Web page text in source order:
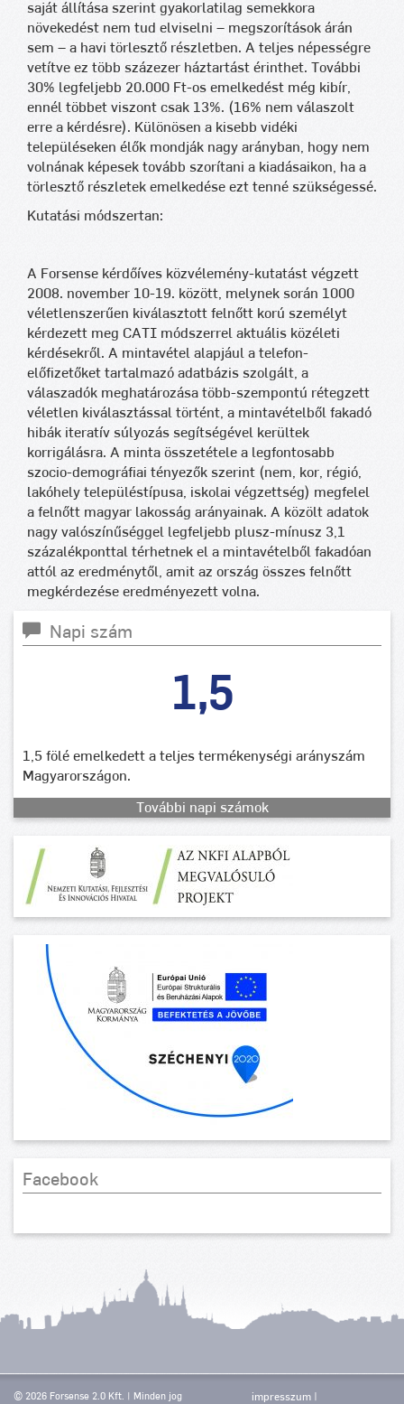
saját állítása szerint gyakorlatilag semekkora
növekedést nem tud elviselni – megszorítások árán
sem – a havi törlesztő részletben. A teljes népességre
vetítve ez több százezer háztartást érinthet. További
30% legfeljebb 20.000 Ft-os emelkedést még kibír,
ennél többet viszont csak 13%. (16% nem válaszolt
erre a kérdésre). Különösen a kisebb vidéki
településeken élők mondják nagy arányban, hogy nem
volnának képesek tovább szorítani a kiadásaikon, ha a
törlesztő részletek emelkedése ezt tenné szükségessé.
Kutatási módszertan:
A Forsense kérdőíves közvélemény-kutatást végzett
2008. november 10-19. között, melynek során 1000
véletlenszerűen kiválasztott felnőtt korú személyt
kérdezett meg CATI módszerrel aktuális közéleti
kérdésekről. A mintavétel alapjául a telefon-
előfizetőket tartalmazó adatbázis szolgált, a
válaszadók meghatározása több-szempontú rétegzett
véletlen kiválasztással történt, a mintavételből fakadó
hibák iteratív súlyozás segítségével kerültek
korrigálásra. A minta összetétele a legfontosabb
szocio-demográfiai tényezők szerint (nem, kor, régió,
lakóhely településtípusa, iskolai végzettség) megfelel
a felnőtt magyar lakosság arányainak. A közölt adatok
nagy valószínűséggel legfeljebb plusz-mínusz 3,1
százalékponttal térhetnek el a mintavételből fakadóan
attól az eredménytől, amit az ország összes felnőtt
megkérdezése eredményezett volna.
Napi szám
1,5
1,5 fölé emelkedett a teljes termékenységi arányszám
Magyarországon.
További napi számok
Facebook
© 2026 Forsense 2.0 Kft. | Minden jog impresszum